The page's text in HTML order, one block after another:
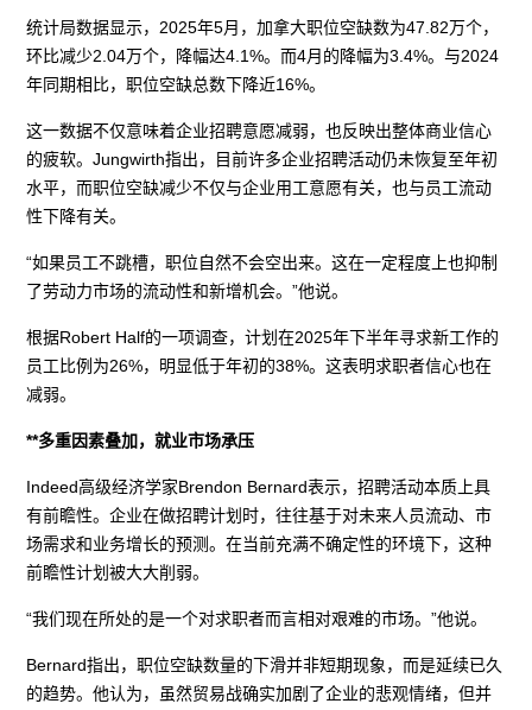
统计局数据显示，2025年5月，加拿大职位空缺数为47.82万个，
环比减少2.04万个，降幅达4.1%。而4月的降幅为3.4%。与2024
年同期相比，职位空缺总数下降近16%。
这一数据不仅意味着企业招聘意愿减弱，也反映出整体商业信心
的疲软。Jungwirth指出，目前许多企业招聘活动仍未恢复至年初
水平，而职位空缺减少不仅与企业用工意愿有关，也与员工流动
性下降有关。
“如果员工不跳槽，职位自然不会空出来。这在一定程度上也抑制
了劳动力市场的流动性和新增机会。”他说。
根据Robert Half的一项调查，计划在2025年下半年寻求新工作的
员工比例为26%，明显低于年初的38%。这表明求职者信心也在
减弱。
**多重因素叠加，就业市场承压
Indeed高级经济学家Brendon Bernard表示，招聘活动本质上具
有前瞻性。企业在做招聘计划时，往往基于对未来人员流动、市
场需求和业务增长的预测。在当前充满不确定性的环境下，这种
前瞻性计划被大大削弱。
“我们现在所处的是一个对求职者而言相对艰难的市场。”他说。
Bernard指出，职位空缺数量的下滑并非短期现象，而是延续已久
的趋势。他认为，虽然贸易战确实加剧了企业的悲观情绪，但并